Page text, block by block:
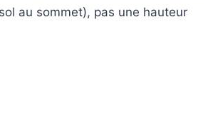
au sommet), pas une hauteur